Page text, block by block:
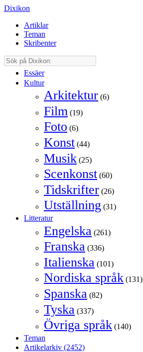
Dixikon
Artiklar
Teman
Skribenter
Essäer
Kultur
Arkitektur (6)
Film (19)
Foto (6)
Konst (44)
Musik (25)
Scenkonst (60)
Tidskrifter (26)
Utställning (31)
Litteratur
Engelska (261)
Franska (336)
Italienska (101)
Nordiska språk (131)
Spanska (82)
Tyska (337)
Övriga språk (140)
Teman
Artikelarkiv (2452)